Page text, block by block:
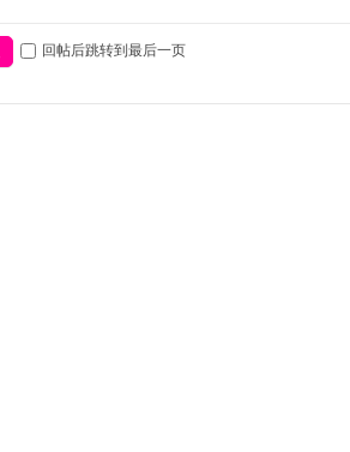
回帖后跳转到最后一页